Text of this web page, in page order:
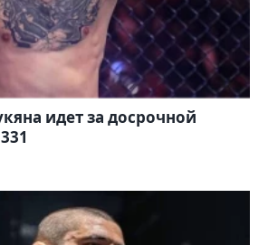
идет за досрочной